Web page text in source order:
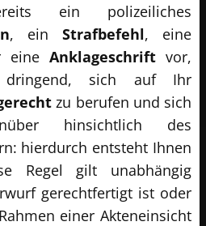
ein polizeiliches
, ein Strafbefehl, eine
eine Anklageschrift vor,
sich auf Ihr
zu berufen und sich
hinsichtlich des
hierdurch entsteht Ihnen
Regel gilt unabhängig
gerechtfertigt ist oder
einer Akteneinsicht